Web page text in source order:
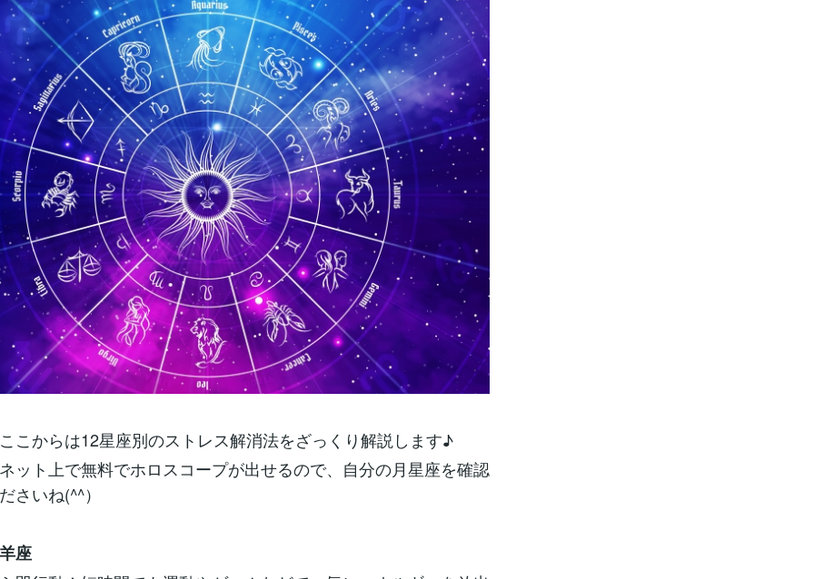
こからは12星座別のストレス解消法をざっくり解説します♪
ット上で無料でホロスコープが出せるので、自分の月星座を確認
さいね(^^）
座